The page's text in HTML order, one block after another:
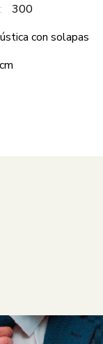
300
con solapas